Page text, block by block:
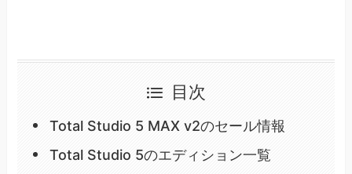
目次
Total Studio 5 MAX v2のセール情報
Total Studio 5のエディション一覧